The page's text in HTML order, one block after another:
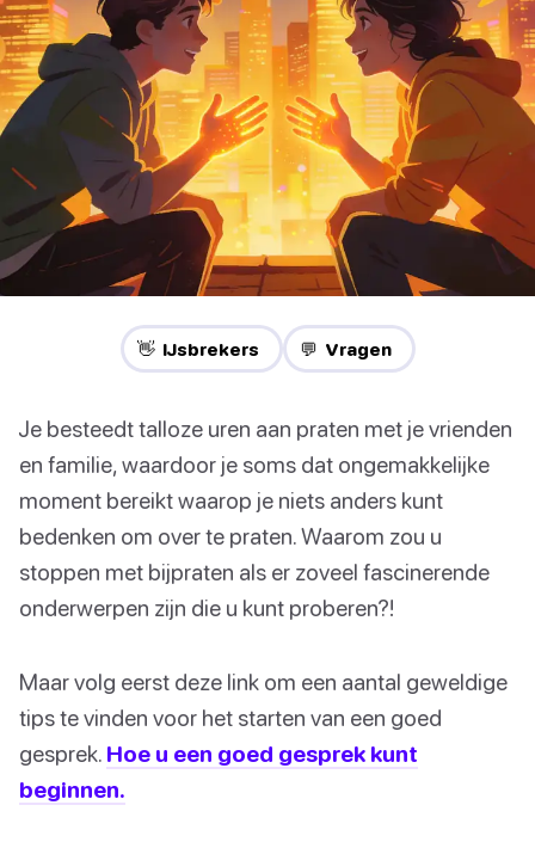
👋 IJsbrekers 💬 Vragen
Je besteedt talloze uren aan praten met je vrienden
en familie, waardoor je soms dat ongemakkelijke
moment bereikt waarop je niets anders kunt
bedenken om over te praten. Waarom zou u
stoppen met bijpraten als er zoveel fascinerende
onderwerpen zijn die u kunt proberen?!
Maar volg eerst deze link om een aantal geweldige
tips te vinden voor het starten van een goed
gesprek. Hoe u een goed gesprek kunt
beginnen.